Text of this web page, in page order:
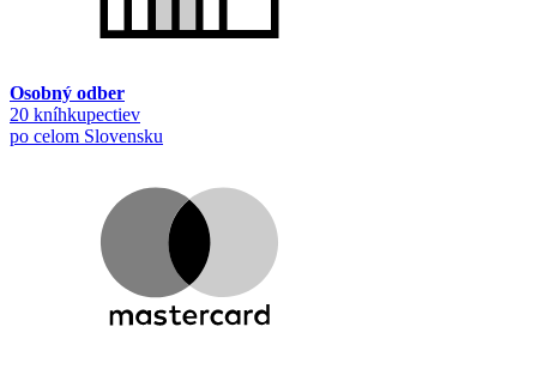
Osobný odber
20 kníhkupectiev
po celom Slovensku